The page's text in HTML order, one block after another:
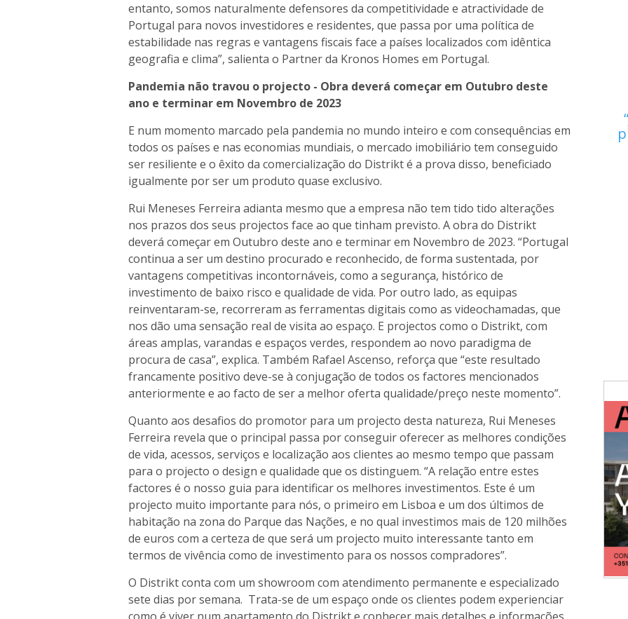
entanto, somos naturalmente defensores da competitividade e atractividade de
Portugal para novos investidores e residentes, que passa por uma política de
estabilidade nas regras e vantagens fiscais face a países localizados com idêntica
geografia e clima”, salienta o Partner da Kronos Homes em Portugal.
Pandemia não travou o projecto - Obra deverá começar em Outubro deste
ano e terminar em Novembro de 2023
E num momento marcado pela pandemia no mundo inteiro e com consequências em
todos os países e nas economias mundiais, o mercado imobiliário tem conseguido
ser resiliente e o êxito da comercialização do Distrikt é a prova disso, beneficiado
igualmente por ser um produto quase exclusivo.
Rui Meneses Ferreira adianta mesmo que a empresa não tem tido tido alterações
nos prazos dos seus projectos face ao que tinham previsto. A obra do Distrikt
deverá começar em Outubro deste ano e terminar em Novembro de 2023. “Portugal
continua a ser um destino procurado e reconhecido, de forma sustentada, por
vantagens competitivas incontornáveis, como a segurança, histórico de
investimento de baixo risco e qualidade de vida. Por outro lado, as equipas
reinventaram-se, recorreram as ferramentas digitais como as videochamadas, que
nos dão uma sensação real de visita ao espaço. E projectos como o Distrikt, com
áreas amplas, varandas e espaços verdes, respondem ao novo paradigma de
procura de casa”, explica. Também Rafael Ascenso, reforça que “este resultado
francamente positivo deve-se à conjugação de todos os factores mencionados
anteriormente e ao facto de ser a melhor oferta qualidade/preço neste momento”.
Quanto aos desafios do promotor para um projecto desta natureza, Rui Meneses
Ferreira revela que o principal passa por conseguir oferecer as melhores condições
de vida, acessos, serviços e localização aos clientes ao mesmo tempo que passam
para o projecto o design e qualidade que os distinguem. “A relação entre estes
factores é o nosso guia para identificar os melhores investimentos. Este é um
projecto muito importante para nós, o primeiro em Lisboa e um dos últimos de
habitação na zona do Parque das Nações, e no qual investimos mais de 120 milhões
de euros com a certeza de que será um projecto muito interessante tanto em
termos de vivência como de investimento para os nossos compradores”.
O Distrikt conta com um showroom com atendimento permanente e especializado
sete dias por semana. Trata-se de um espaço onde os clientes podem experienciar